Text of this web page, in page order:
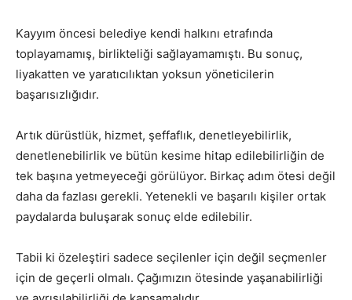
Kayyım öncesi belediye kendi halkını etrafında
toplayamamış, birlikteliği sağlayamamıştı. Bu sonuç,
liyakatten ve yaratıcılıktan yoksun yöneticilerin
başarısızlığıdır.
Artık dürüstlük, hizmet, şeffaflık, denetleyebilirlik,
denetlenebilirlik ve bütün kesime hitap edilebilirliğin de
tek başına yetmeyeceği görülüyor. Birkaç adım ötesi değil
daha da fazlası gerekli. Yetenekli ve başarılı kişiler ortak
paydalarda buluşarak sonuç elde edilebilir.
Tabii ki özeleştiri sadece seçilenler için değil seçmenler
için de geçerli olmalı. Çağımızın ötesinde yaşanabilirliği